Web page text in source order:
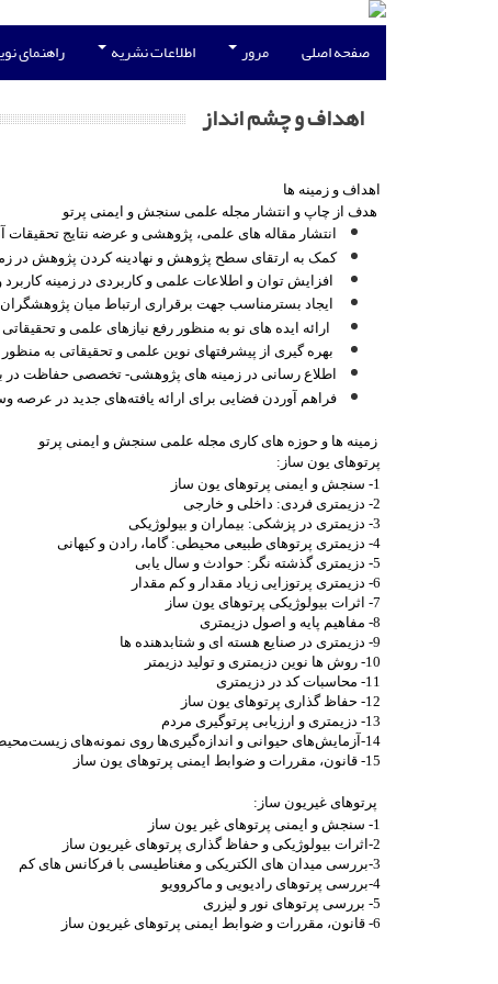
صفحه اصلی مرور اطلاعات نشریه راهنمای
اهداف و چشم انداز
اهداف و زمینه ها
هدف از چاپ و انتشار مجله علمی سنجش و ایمنی پرتو
انتشار مقاله های علمی، پژوهشی و عرضه نتایج تحقیقات
کمک به ارتقای سطح پژوهش و نهادینه کردن پژوهش در
افزایش توان و اطلاعات علمی و کاربردی در زمینه
ایجاد بسترمناسب جهت برقراری ارتباط میان
ارائه ایده های نو به منظور رفع نیازهای علمی و
بهره گیری از پیشرفتهای نوین علمی و تحقیقاتی به
اطلاع رسانی در زمینه های پژوهشی- تخصصی حفاظت در
فراهم آوردن فضایی برای ارائه یافته‌های جدید در عرصه
زمینه ها و حوزه های کاری مجله علمی سنجش و ایمنی پرتو
پرتوهای یون ساز:
1- سنجش و ایمنی پرتوهای یون ساز
2- دزیمتری فردی: داخلی و خارجی
3- دزیمتری در پزشکی: بیماران و بیولوژیکی
4- دزیمتری پرتوهای طبیعی محیطی: گاما، رادن و کیهانی
5- دزیمتری گذشته نگر: حوادث و سال یابی
6- دزیمتری پرتوزایی زیاد مقدار و کم مقدار
7- اثرات بیولوژیکی پرتوهای یون ساز
8- مفاهیم پایه و اصول دزیمتری
9- دزیمتری در صنایع هسته ای و شتابدهنده ها
10- روش ها نوین دزیمتری و تولید دزیمتر
11- محاسبات کد در دزیمتری
12- حفاظ گذاری پرتوهای یون ساز
13- دزیمتری و ارزیابی پرتوگیری مردم
14-آزمایش‌های حیوانی و اندازه‌گیری‌ها روی نمونه‌های زیست‌محیطی
15- قانون، مقررات و ضوابط ایمنی پرتوهای یون ساز
پرتوهای غیریون ساز:
1- سنجش و ایمنی پرتوهای غیر یون ساز
2-اثرات بیولوژیکی و حفاظ گذاری پرتوهای غیریون ساز
3-بررسی میدان های الکتریکی و مغناطیسی با فرکانس های کم
4-بررسی پرتوهای رادیویی و ماکروویو
5- بررسی پرتوهای نور و لیزری
6- قانون، مقررات و ضوابط ایمنی پرتوهای غیریون ساز